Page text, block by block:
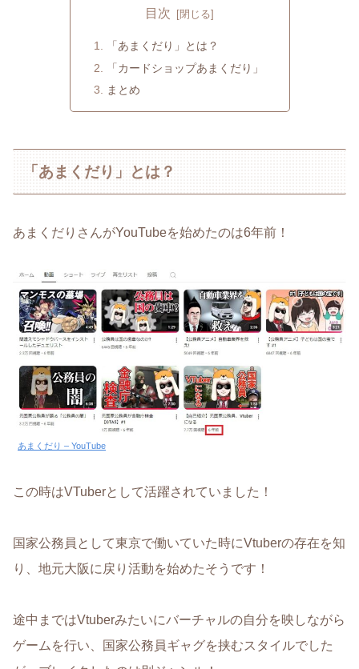
目次
「あまくだり」とは？
「カードショップあまくだり」
まとめ
「あまくだり」とは？
あまくだりさんがYouTubeを始めたのは6年前！
あまくだり – YouTube
この時はVTuberとして活躍されていました！
国家公務員として東京で働いていた時にVtuberの存在を知
り、地元大阪に戻り活動を始めたそうです！
途中まではVtuberみたいにバーチャルの自分を映しながら
ゲームを行い、国家公務員ギャグを挟むスタイルでした